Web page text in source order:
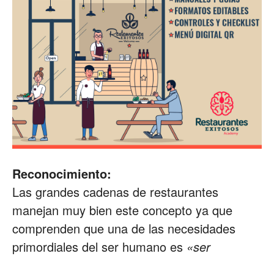
Reconocimiento:
Las grandes cadenas de restaurantes
manejan muy bien este concepto ya que
comprenden que una de las necesidades
primordiales del ser humano es «ser